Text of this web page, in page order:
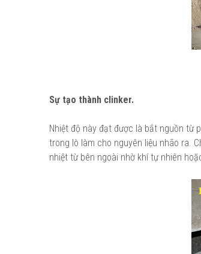
Sự tạo thành clinker.
Nhiệt độ này đạt được là bắt nguồn từ
trong lò làm cho nguyên liệu nhão ra.
nhiệt từ bên ngoài nhờ khí tự nhiên